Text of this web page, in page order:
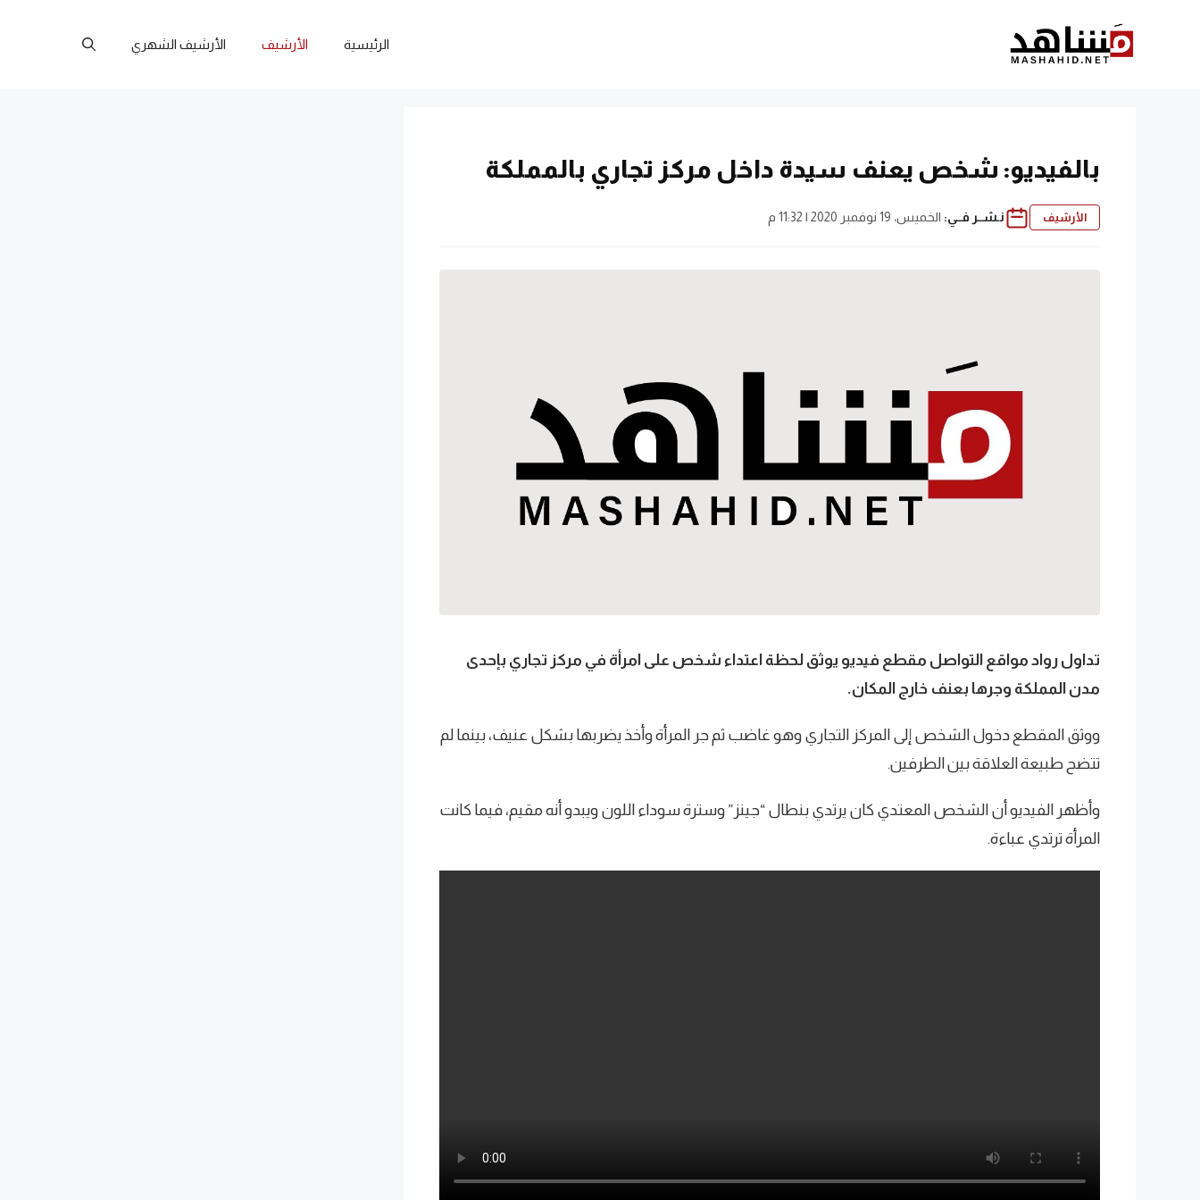
الرئيسية الأرشيف الأرشيف الشهري
بالفيديو: شخص يعنف سيدة داخل مركز تجاري بالمملكة
الأرشيف نـشــر فــي: الخميس، 19 نوفمبر 2020 | 11:32 م
تداول رواد مواقع التواصل مقطع فيديو يوثق لحظة اعتداء شخص على امرأة في مركز تجاري بإحدى
مدن المملكة وجرها بعنف خارج المكان.
ووثق المقطع دخول الشخص إلى المركز التجاري وهو غاضب ثم جر المرأة وأخذ يضربها بشكل عنيف، بينما لم
تتضح طبيعة العلاقة بين الطرفين.
وأظهر الفيديو أن الشخص المعتدي كان يرتدي بنطال “جينز” وسترة سوداء اللون ويبدو أنه مقيم، فيما كانت
المرأة ترتدي عباءة.